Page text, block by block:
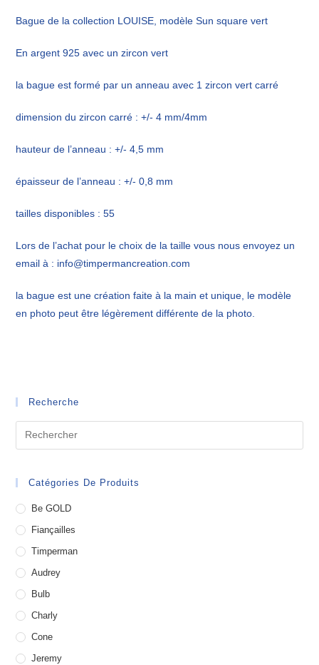
Bague de la collection LOUISE, modèle Sun square vert
En argent 925 avec un zircon vert
la bague est formé par un anneau avec 1 zircon vert carré
dimension du zircon carré : +/- 4 mm/4mm
hauteur de l’anneau : +/- 4,5 mm
épaisseur de l’anneau : +/- 0,8 mm
tailles disponibles : 55
Lors de l’achat pour le choix de la taille vous nous envoyez un
email à : info@timpermancreation.com
la bague est une création faite à la main et unique, le modèle
en photo peut être légèrement différente de la photo.
Recherche
Catégories De Produits
Be GOLD
Fiançailles
Timperman
Audrey
Bulb
Charly
Cone
Jeremy